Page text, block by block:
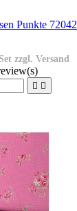
Punkte 72042
zzgl. Versand
 